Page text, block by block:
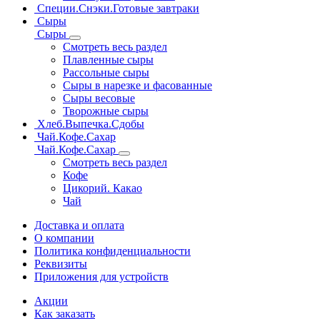
Специи.Снэки.Готовые завтраки
Сыры
Сыры
Смотреть весь раздел
Плавленные сыры
Рассольные сыры
Сыры в нарезке и фасованные
Сыры весовые
Творожные сыры
Хлеб.Выпечка.Сдобы
Чай.Кофе.Сахар
Чай.Кофе.Сахар
Смотреть весь раздел
Кофе
Цикорий. Какао
Чай
Доставка и оплата
О компании
Политика конфиденциальности
Реквизиты
Приложения для устройств
Акции
Как заказать